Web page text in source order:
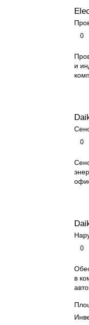
0
и
0
0
в